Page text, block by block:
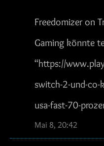
Freedomizer on
Gaming könnte
“https://
switch-2-und-co-
usa-fast-70-
Mai 8, 20:42